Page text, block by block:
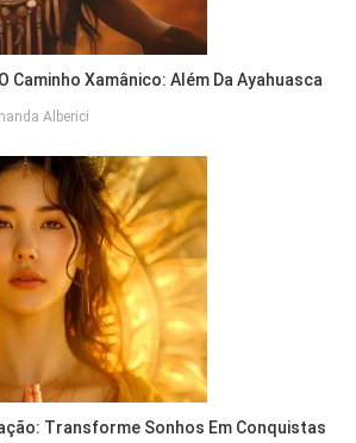
Caminho Xamânico: Além Da Ayahuasca
Alberici
Transforme Sonhos Em Conquistas